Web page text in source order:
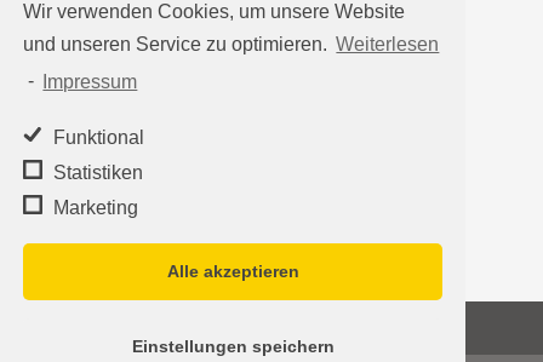
Wir verwenden Cookies, um unsere Website
und unseren Service zu optimieren. Weiterlesen
-
Impressum
Funktional
Statistiken
Marketing
Alle akzeptieren
Einstellungen speichern
Auf einen Blick
Hausverwaltung Köln
Immobilienverwaltung Köln
WEG-Verwaltung
Mietverwaltung
Team
Immobilien Treuhand Verwaltungs-OHG